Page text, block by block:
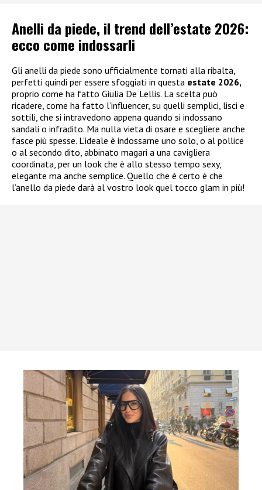
Anelli da piede, il trend dell’estate 2026:
ecco come indossarli
Gli anelli da piede sono ufficialmente tornati alla ribalta,
perfetti quindi per essere sfoggiati in questa estate 2026,
proprio come ha fatto Giulia De Lellis. La scelta può
ricadere, come ha fatto l’influencer, su quelli semplici, lisci e
sottili, che si intravedono appena quando si indossano
sandali o infradito. Ma nulla vieta di osare e scegliere anche
fasce più spesse. L’ideale è indossarne uno solo, o al pollice
o al secondo dito, abbinato magari a una cavigliera
coordinata, per un look che è allo stesso tempo sexy,
elegante ma anche semplice. Quello che è certo è che
l’anello da piede darà al vostro look quel tocco glam in più!